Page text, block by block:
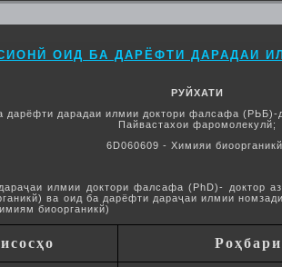
ОИД БА ДАРЁФТИ ДАРАДАИ
РУЙХАТИ
дарёфти дарадаи илмии доктори фалсафа (РЬБ)-
Пайвастахои фаромолекулй;
6D060609 - Химияи
илмии доктори фалсафа (PhD)- доктор
ва оид ба дарёфти дараҷаи илмии
биоорганикй)